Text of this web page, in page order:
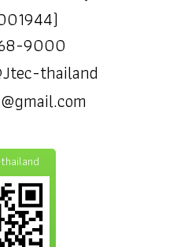
9000
thailand